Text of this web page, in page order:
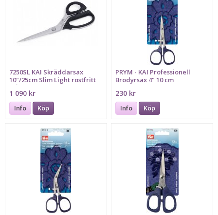
7250SL KAI Skräddarsax
10"/25cm Slim Light rostfritt
stål
1 090 kr
Info Köp
PRYM - KAI Professionell
Brodyrsax 4" 10 cm
230 kr
Info Köp